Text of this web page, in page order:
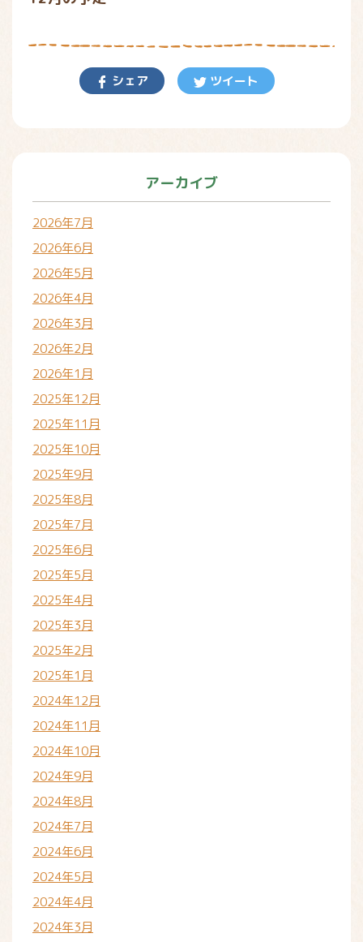
シェア ツイート
アーカイブ
2026年7月
2026年6月
2026年5月
2026年4月
2026年3月
2026年2月
2026年1月
2025年12月
2025年11月
2025年10月
2025年9月
2025年8月
2025年7月
2025年6月
2025年5月
2025年4月
2025年3月
2025年2月
2025年1月
2024年12月
2024年11月
2024年10月
2024年9月
2024年8月
2024年7月
2024年6月
2024年5月
2024年4月
2024年3月